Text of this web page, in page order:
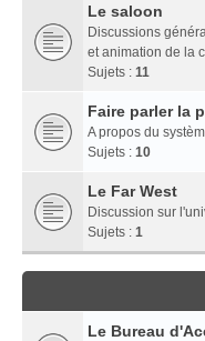
Le saloon
Discussions
et animation de la
Sujets : 11
Faire parler la
A propos du
Sujets : 10
Le Far West
Discussion sur
Sujets : 1
Le Bureau